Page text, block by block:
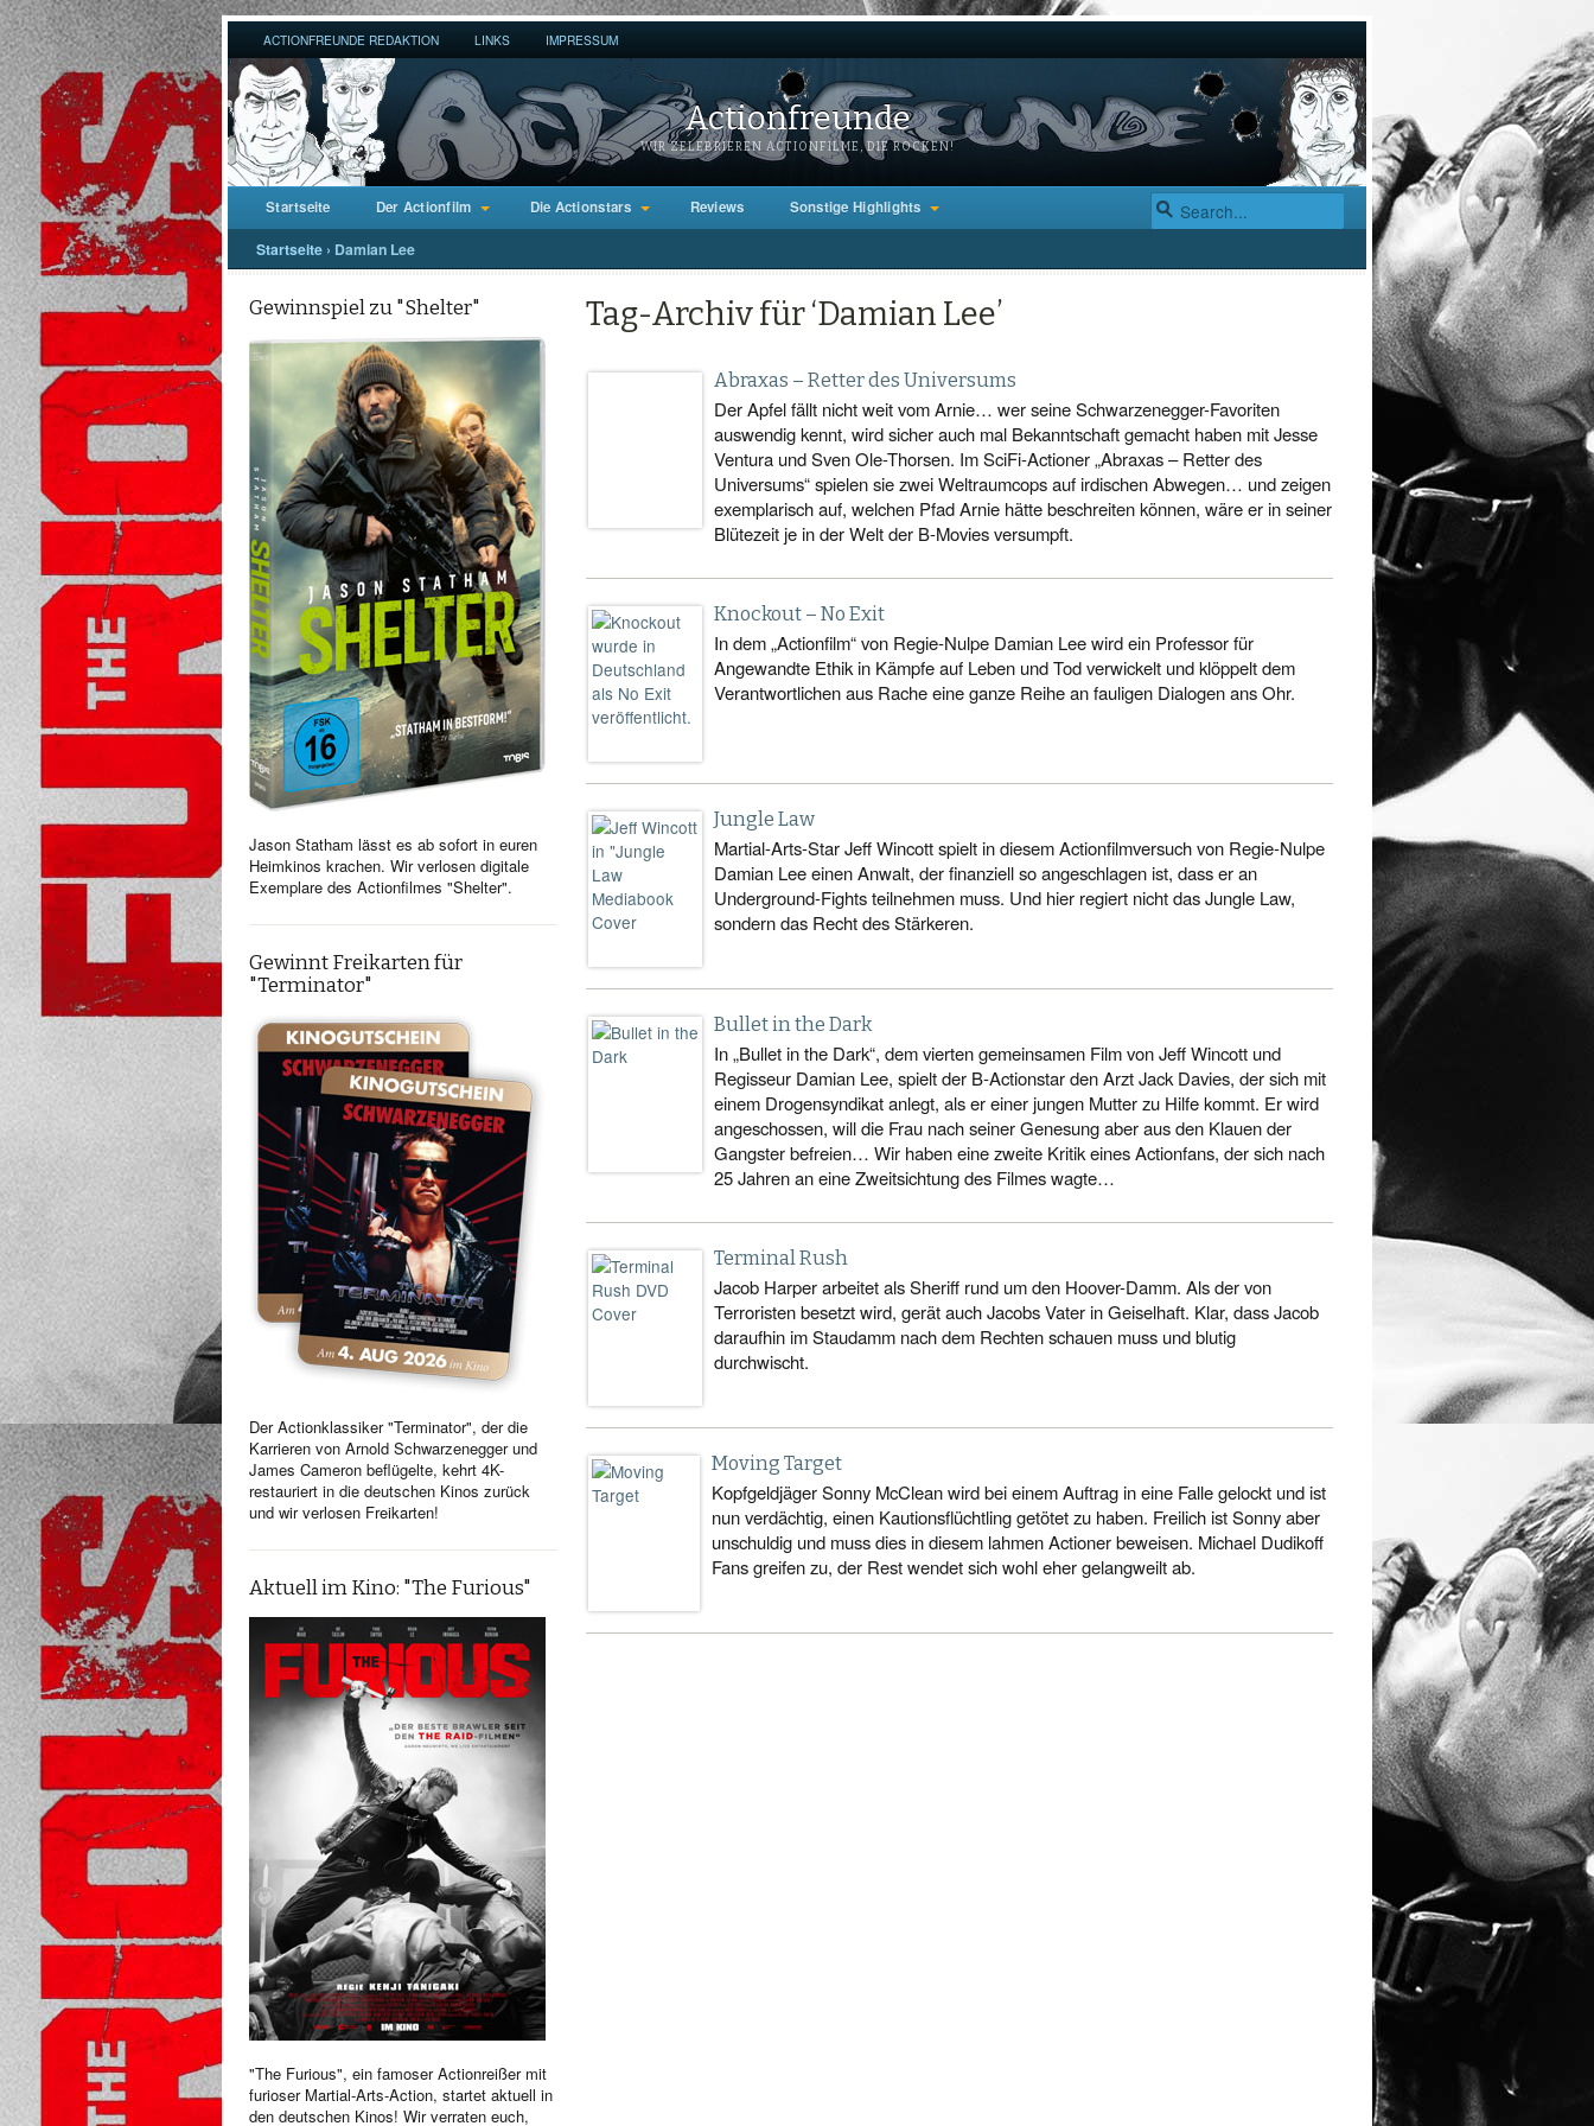
ACTIONFREUNDE REDAKTION LINKS IMPRESSUM
Actionfreunde
WIR ZELEBRIEREN ACTIONFILME, DIE ROCKEN!
Startseite Der Actionfilm Die Actionstars Reviews Sonstige Highlights
Startseite › Damian Lee
Gewinnspiel zu "Shelter"
Jason Statham lässt es ab sofort in euren
Heimkinos krachen. Wir verlosen digitale
Exemplare des Actionfilmes "Shelter".
Gewinnt Freikarten für
"Terminator"
Der Actionklassiker "Terminator", der die
Karrieren von Arnold Schwarzenegger und
James Cameron beflügelte, kehrt 4K-
restauriert in die deutschen Kinos zurück
und wir verlosen Freikarten!
Aktuell im Kino: "The Furious"
"The Furious", ein famoser Actionreißer mit
furioser Martial-Arts-Action, startet aktuell in
den deutschen Kinos! Wir verraten euch,
Tag-Archiv für ‘Damian Lee’
Abraxas – Retter des Universums
Der Apfel fällt nicht weit vom Arnie… wer seine Schwarzenegger-Favoriten
auswendig kennt, wird sicher auch mal Bekanntschaft gemacht haben mit Jesse
Ventura und Sven Ole-Thorsen. Im SciFi-Actioner „Abraxas – Retter des
Universums“ spielen sie zwei Weltraumcops auf irdischen Abwegen… und zeigen
exemplarisch auf, welchen Pfad Arnie hätte beschreiten können, wäre er in seiner
Blütezeit je in der Welt der B-Movies versumpft.
Knockout – No Exit
In dem „Actionfilm“ von Regie-Nulpe Damian Lee wird ein Professor für
Angewandte Ethik in Kämpfe auf Leben und Tod verwickelt und klöppelt dem
Verantwortlichen aus Rache eine ganze Reihe an fauligen Dialogen ans Ohr.
Jungle Law
Martial-Arts-Star Jeff Wincott spielt in diesem Actionfilmversuch von Regie-Nulpe
Damian Lee einen Anwalt, der finanziell so angeschlagen ist, dass er an
Underground-Fights teilnehmen muss. Und hier regiert nicht das Jungle Law,
sondern das Recht des Stärkeren.
Bullet in the Dark
In „Bullet in the Dark“, dem vierten gemeinsamen Film von Jeff Wincott und
Regisseur Damian Lee, spielt der B-Actionstar den Arzt Jack Davies, der sich mit
einem Drogensyndikat anlegt, als er einer jungen Mutter zu Hilfe kommt. Er wird
angeschossen, will die Frau nach seiner Genesung aber aus den Klauen der
Gangster befreien… Wir haben eine zweite Kritik eines Actionfans, der sich nach
25 Jahren an eine Zweitsichtung des Filmes wagte…
Terminal Rush
Jacob Harper arbeitet als Sheriff rund um den Hoover-Damm. Als der von
Terroristen besetzt wird, gerät auch Jacobs Vater in Geiselhaft. Klar, dass Jacob
daraufhin im Staudamm nach dem Rechten schauen muss und blutig
durchwischt.
Moving Target
Kopfgeldjäger Sonny McClean wird bei einem Auftrag in eine Falle gelockt und ist
nun verdächtig, einen Kautionsflüchtling getötet zu haben. Freilich ist Sonny aber
unschuldig und muss dies in diesem lahmen Actioner beweisen. Michael Dudikoff
Fans greifen zu, der Rest wendet sich wohl eher gelangweilt ab.